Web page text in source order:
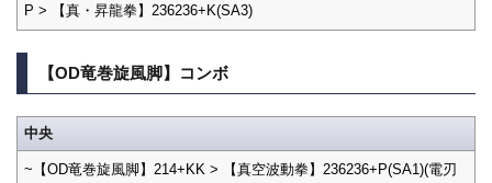
P > 【真・昇龍拳】236236+K(SA3)
【OD竜巻旋風脚】コンボ
中央
~【OD竜巻旋風脚】214+KK > 【真空波動拳】236236+P(SA1)(電刃